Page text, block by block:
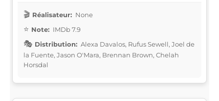
Réalisateur: None
Note: IMDb 7.9
Distribution: Alexa Davalos, Rufus Sewell, Joel de
la Fuente, Jason O'Mara, Brennan Brown, Chelah
Horsdal